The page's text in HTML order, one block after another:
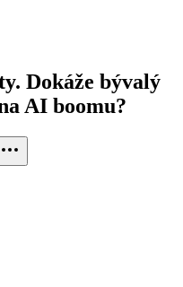
Dokáže bývalý
AI boomu?